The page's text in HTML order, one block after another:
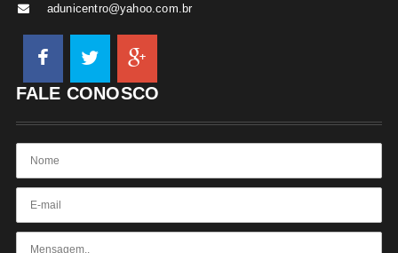
adunicentro@yahoo.com.br
FALE CONOSCO